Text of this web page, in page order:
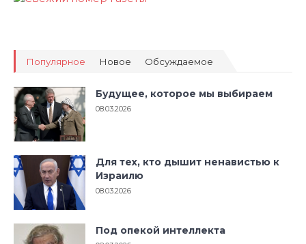
Популярное Новое Обсуждаемое
Будущее, которое мы выбираем
08.03.2026
Для тех, кто дышит ненавистью к
Израилю
08.03.2026
Под опекой интеллекта